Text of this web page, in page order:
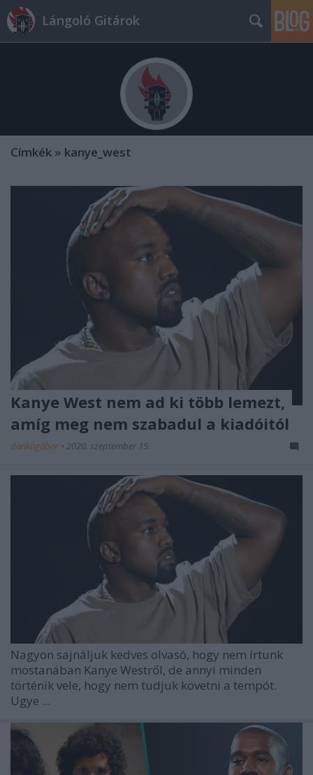
Lángoló Gitárok
Címkék » kanye_west
Kanye West nem ad ki több lemezt,
amíg meg nem szabadul a kiadóitól
dankógábor • 2020. szeptember 15.
Nagyon sajnáljuk kedves olvasó, hogy nem írtunk
mostanában Kanye Westről, de annyi minden
történik vele, hogy nem tudjuk követni a tempót.
Ugye ...